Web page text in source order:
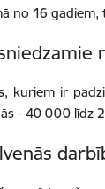
no 16 gadiem,
kuriem ir
- 40 000 līdz